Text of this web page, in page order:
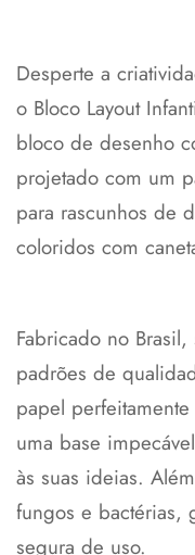
Desperte a
o Bloco Layout
bloco de desenho
projetado com um
para rascunhos de
coloridos com
Fabricado no
padrões de
papel
uma base
às suas ideias.
fungos e bactérias,
segura de uso.